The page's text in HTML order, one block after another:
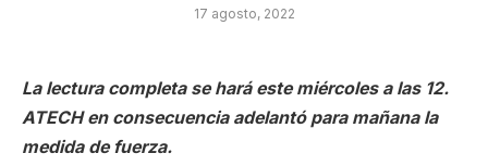
17 agosto, 2022
La lectura completa se hará este miércoles a las 12.
ATECH en consecuencia adelantó para mañana la
medida de fuerza.